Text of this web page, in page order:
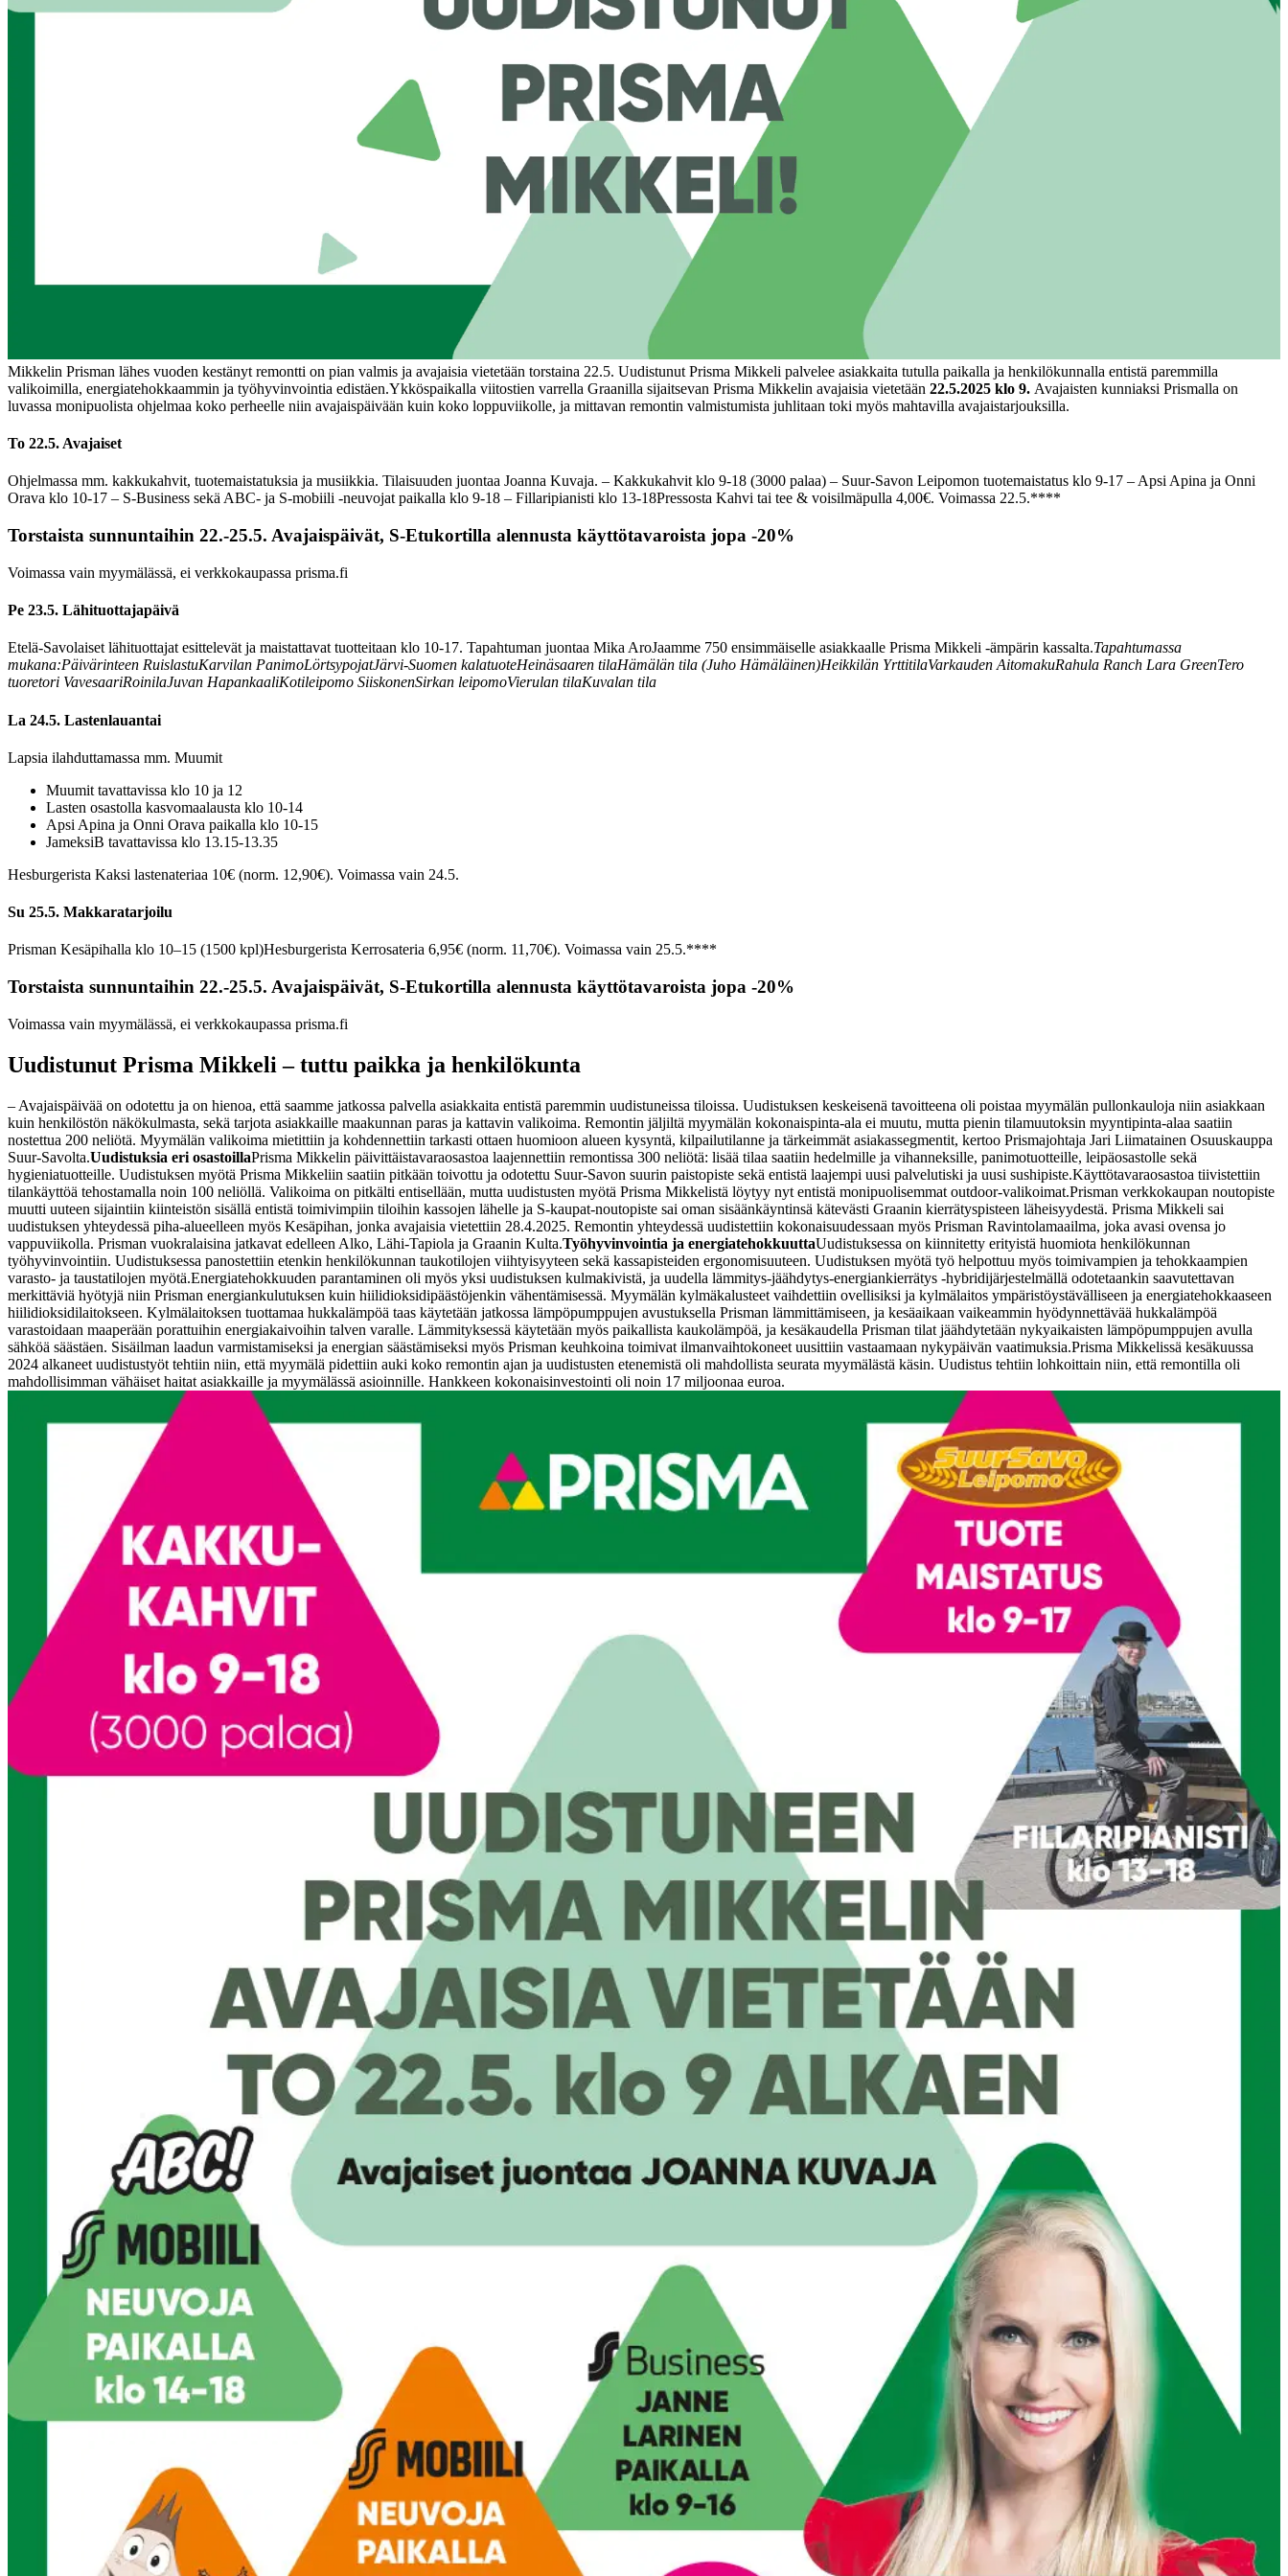
Mikkelin Prisman lähes vuoden kestänyt remontti on pian valmis ja avajaisia vietetään torstaina 22.5. Uudistunut Prisma Mikkeli palvelee asiakkaita tutulla paikalla ja henkilökunnalla entistä paremmilla
valikoimilla, energiatehokkaammin ja työhyvinvointia edistäen.Ykköspaikalla viitostien varrella Graanilla sijaitsevan Prisma Mikkelin avajaisia vietetään 22.5.2025 klo 9. Avajaisten kunniaksi Prismalla on
luvassa monipuolista ohjelmaa koko perheelle niin avajaispäivään kuin koko loppuviikolle, ja mittavan remontin valmistumista juhlitaan toki myös mahtavilla avajaistarjouksilla.
To 22.5. Avajaiset
Ohjelmassa mm. kakkukahvit, tuotemaistatuksia ja musiikkia. Tilaisuuden juontaa Joanna Kuvaja. – Kakkukahvit klo 9-18 (3000 palaa) – Suur-Savon Leipomon tuotemaistatus klo 9-17 – Apsi Apina ja Onni
Orava klo 10-17 – S-Business sekä ABC- ja S-mobiili -neuvojat paikalla klo 9-18 – Fillaripianisti klo 13-18Pressosta Kahvi tai tee & voisilmäpulla 4,00€. Voimassa 22.5.****
Torstaista sunnuntaihin 22.-25.5. Avajaispäivät, S-Etukortilla alennusta käyttötavaroista jopa -20%
Voimassa vain myymälässä, ei verkkokaupassa prisma.fi
Pe 23.5. Lähituottajapäivä
Etelä-Savolaiset lähituottajat esittelevät ja maistattavat tuotteitaan klo 10-17. Tapahtuman juontaa Mika AroJaamme 750 ensimmäiselle asiakkaalle Prisma Mikkeli -ämpärin kassalta.Tapahtumassa
mukana:Päivärinteen RuislastuKarvilan PanimoLörtsypojatJärvi-Suomen kalatuoteHeinäsaaren tilaHämälän tila (Juho Hämäläinen)Heikkilän YrttitilaVarkauden AitomakuRahula Ranch Lara GreenTero
tuoretori VavesaariRoinilaJuvan HapankaaliKotileipomo SiiskonenSirkan leipomoVierulan tilaKuvalan tila
La 24.5. Lastenlauantai
Lapsia ilahduttamassa mm. Muumit
Muumit tavattavissa klo 10 ja 12
Lasten osastolla kasvomaalausta klo 10-14
Apsi Apina ja Onni Orava paikalla klo 10-15
JameksiB tavattavissa klo 13.15-13.35
Hesburgerista Kaksi lastenateriaa 10€ (norm. 12,90€). Voimassa vain 24.5.
Su 25.5. Makkaratarjoilu
Prisman Kesäpihalla klo 10–15 (1500 kpl)Hesburgerista Kerrosateria 6,95€ (norm. 11,70€). Voimassa vain 25.5.****
Torstaista sunnuntaihin 22.-25.5. Avajaispäivät, S-Etukortilla alennusta käyttötavaroista jopa -20%
Voimassa vain myymälässä, ei verkkokaupassa prisma.fi
Uudistunut Prisma Mikkeli – tuttu paikka ja henkilökunta
– Avajaispäivää on odotettu ja on hienoa, että saamme jatkossa palvella asiakkaita entistä paremmin uudistuneissa tiloissa. Uudistuksen keskeisenä tavoitteena oli poistaa myymälän pullonkauloja niin asiakkaan
kuin henkilöstön näkökulmasta, sekä tarjota asiakkaille maakunnan paras ja kattavin valikoima. Remontin jäljiltä myymälän kokonaispinta-ala ei muutu, mutta pienin tilamuutoksin myyntipinta-alaa saatiin
nostettua 200 neliötä. Myymälän valikoima mietittiin ja kohdennettiin tarkasti ottaen huomioon alueen kysyntä, kilpailutilanne ja tärkeimmät asiakassegmentit, kertoo Prismajohtaja Jari Liimatainen Osuuskauppa
Suur-Savolta.Uudistuksia eri osastoillaPrisma Mikkelin päivittäistavaraosastoa laajennettiin remontissa 300 neliötä: lisää tilaa saatiin hedelmille ja vihanneksille, panimotuotteille, leipäosastolle sekä
hygieniatuotteille. Uudistuksen myötä Prisma Mikkeliin saatiin pitkään toivottu ja odotettu Suur-Savon suurin paistopiste sekä entistä laajempi uusi palvelutiski ja uusi sushipiste.Käyttötavaraosastoa tiivistettiin
tilankäyttöä tehostamalla noin 100 neliöllä. Valikoima on pitkälti entisellään, mutta uudistusten myötä Prisma Mikkelistä löytyy nyt entistä monipuolisemmat outdoor-valikoimat.Prisman verkkokaupan noutopiste
muutti uuteen sijaintiin kiinteistön sisällä entistä toimivimpiin tiloihin kassojen lähelle ja S-kaupat-noutopiste sai oman sisäänkäyntinsä kätevästi Graanin kierrätyspisteen läheisyydestä. Prisma Mikkeli sai
uudistuksen yhteydessä piha-alueelleen myös Kesäpihan, jonka avajaisia vietettiin 28.4.2025. Remontin yhteydessä uudistettiin kokonaisuudessaan myös Prisman Ravintolamaailma, joka avasi ovensa jo
vappuviikolla. Prisman vuokralaisina jatkavat edelleen Alko, Lähi-Tapiola ja Graanin Kulta.Työhyvinvointia ja energiatehokkuuttaUudistuksessa on kiinnitetty erityistä huomiota henkilökunnan
työhyvinvointiin. Uudistuksessa panostettiin etenkin henkilökunnan taukotilojen viihtyisyyteen sekä kassapisteiden ergonomisuuteen. Uudistuksen myötä työ helpottuu myös toimivampien ja tehokkaampien
varasto- ja taustatilojen myötä.Energiatehokkuuden parantaminen oli myös yksi uudistuksen kulmakivistä, ja uudella lämmitys-jäähdytys-energiankierrätys -hybridijärjestelmällä odotetaankin saavutettavan
merkittäviä hyötyjä niin Prisman energiankulutuksen kuin hiilidioksidipäästöjenkin vähentämisessä. Myymälän kylmäkalusteet vaihdettiin ovellisiksi ja kylmälaitos ympäristöystävälliseen ja energiatehokkaaseen
hiilidioksidilaitokseen. Kylmälaitoksen tuottamaa hukkalämpöä taas käytetään jatkossa lämpöpumppujen avustuksella Prisman lämmittämiseen, ja kesäaikaan vaikeammin hyödynnettävää hukkalämpöä
varastoidaan maaperään porattuihin energiakaivoihin talven varalle. Lämmityksessä käytetään myös paikallista kaukolämpöä, ja kesäkaudella Prisman tilat jäähdytetään nykyaikaisten lämpöpumppujen avulla
sähköä säästäen. Sisäilman laadun varmistamiseksi ja energian säästämiseksi myös Prisman keuhkoina toimivat ilmanvaihtokoneet uusittiin vastaamaan nykypäivän vaatimuksia.Prisma Mikkelissä kesäkuussa
2024 alkaneet uudistustyöt tehtiin niin, että myymälä pidettiin auki koko remontin ajan ja uudistusten etenemistä oli mahdollista seurata myymälästä käsin. Uudistus tehtiin lohkoittain niin, että remontilla oli
mahdollisimman vähäiset haitat asiakkaille ja myymälässä asioinnille. Hankkeen kokonaisinvestointi oli noin 17 miljoonaa euroa.